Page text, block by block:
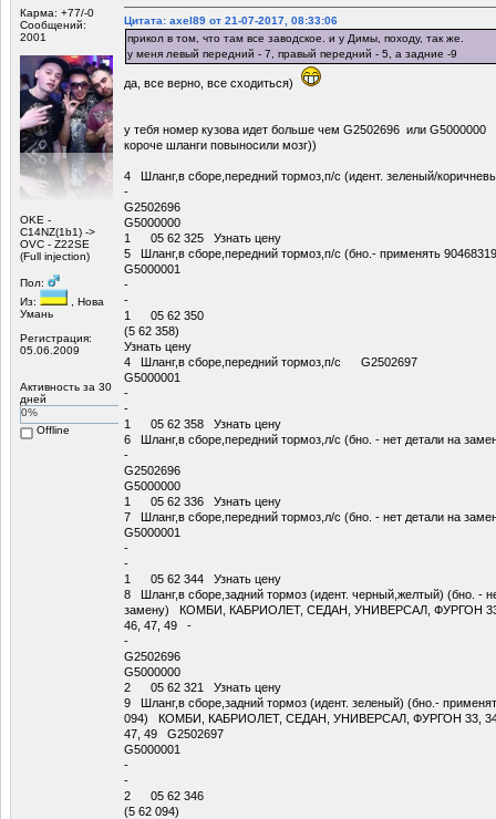
Карма: +77/-0
Сообщений:
2001
OKE -
С14NZ(1b1) ->
OVC - Z22SE
(Full injection)
Пол:
Из:
, Нова
Умань
Регистрация:
05.06.2009
Активность за 30
дней
0%
Offline
Цитата: axel89 от 21-07-2017, 08:33:06
прикол в том, что там все заводское. и у Димы, походу, так же.
у меня левый передний - 7, правый передний - 5, а задние -9
да, все верно, все сходиться)
у тебя номер кузова идет больше чем G2502696 или G5000000
короче шланги повыносили мозг))
4 Шланг,в сборе,передний тормоз,п/с (идент. зеленый/
-
G2502696
G5000000
1 05 62 325 Узнать цену
5 Шланг,в сборе,передний тормоз,п/с (бно.- применять
G5000001
-
-
1 05 62 350
(5 62 358)
Узнать цену
4 Шланг,в сборе,передний тормоз,п/с G2502697
G5000001
-
-
1 05 62 358 Узнать цену
6 Шланг,в сборе,передний тормоз,л/с (бно. - нет детали на
-
G2502696
G5000000
1 05 62 336 Узнать цену
7 Шланг,в сборе,передний тормоз,л/с (бно. - нет детали на
G5000001
-
-
1 05 62 344 Узнать цену
8 Шланг,в сборе,задний тормоз (идент. черный,желтый) (бно. -
замену) КОМБИ, КАБРИОЛЕТ, СЕДАН, УНИВЕРСАЛ, ФУРГОН 33,
46, 47, 49 -
-
G2502696
G5000000
2 05 62 321 Узнать цену
9 Шланг,в сборе,задний тормоз (идент. зеленый) (бно.-
094) КОМБИ, КАБРИОЛЕТ, СЕДАН, УНИВЕРСАЛ, ФУРГОН 33, 34,
47, 49 G2502697
G5000001
-
-
2 05 62 346
(5 62 094)